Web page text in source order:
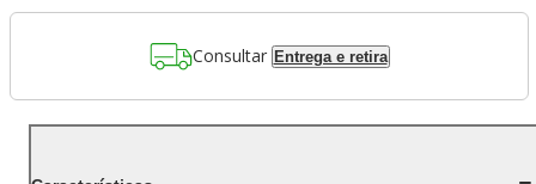
Consultar Entrega e retira